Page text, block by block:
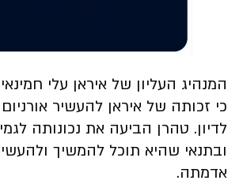
המנהיג העליון של איראן עלי
כי זכותה של איראן להעשיר
לדיון. טהרן הביעה את נכונותה
ובתנאי שהיא תוכל להמשיך
אדמתה.